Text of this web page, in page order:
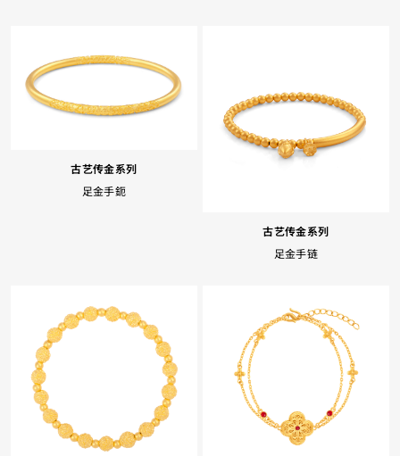
古艺传金系列
足金手鈪
古艺传金系列
足金手链